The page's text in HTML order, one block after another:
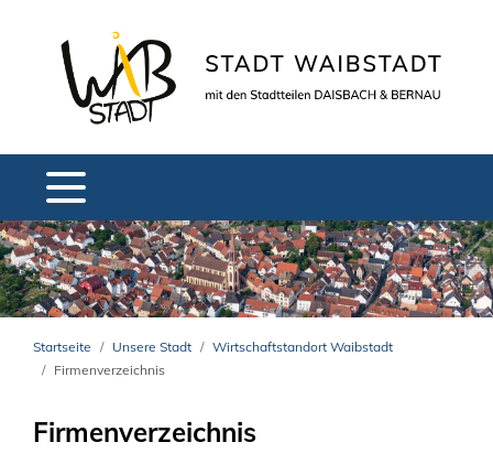
Startseite Unsere Stadt
Wirtschaftstandort Waibstadt
Firmenverzeichnis
Firmenverzeichnis